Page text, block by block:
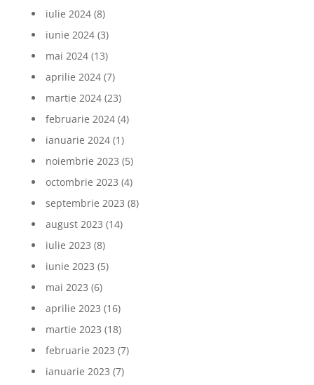
iulie 2024(8)
iunie 2024(3)
mai 2024(13)
aprilie 2024(7)
martie 2024(23)
februarie 2024(4)
ianuarie 2024(1)
noiembrie 2023 (5)
octombrie 2023 (4)
septembrie 2023 (8)
august 2023 (14)
iulie 2023 (8)
iunie 2023 (5)
mai 2023 (6)
aprilie 2023 (16)
martie 2023 (18)
februarie 2023 (7)
ianuarie 2023 (7)